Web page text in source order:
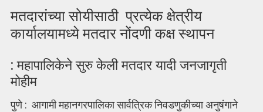
मतदारांच्या सोयीसाठी प्रत्येक क्षेत्रीय
कार्यालयामध्ये मतदार नोंदणी कक्ष स्थापन
: महापालिकेने सुरु केली मतदार यादी जनजागृती
मोहीम
पुणे : आगामी महानगरपालिका सार्वत्रिक निवडणुकीच्या अनुषंगाने